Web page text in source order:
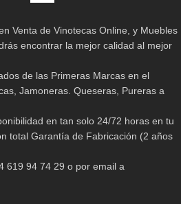
Venta de Vinotecas Online, y Muebles
encontrar la mejor calidad al mejor
de las Primeras Marcas en el
Jamoneras. Queseras, Pureras a
en tan solo 24/72 horas en tu
total Garantía de Fabricación (2 años
619 94 74 29 o por email a